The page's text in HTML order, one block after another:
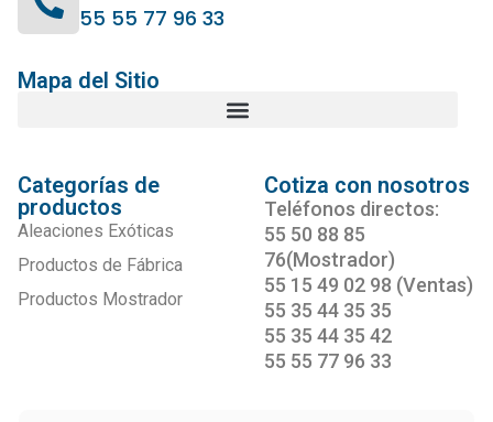
55 55 77 96 33
Mapa del Sitio
Categorías de
productos
Aleaciones Exóticas
Productos de Fábrica
Productos Mostrador
Cotiza con nosotros
Teléfonos directos:
55 50 88 85
76(Mostrador)
55 15 49 02 98 (Ventas)
55 35 44 35 35
55 35 44 35 42
55 55 77 96 33